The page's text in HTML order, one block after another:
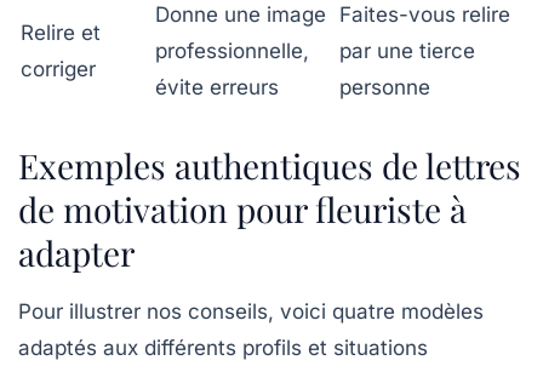
Relire et
corriger
Donne une image
professionnelle,
évite erreurs
Faites-vous relire
par une tierce
personne
Exemples authentiques de lettres
de motivation pour fleuriste à
adapter
Pour illustrer nos conseils, voici quatre modèles
adaptés aux différents profils et situations